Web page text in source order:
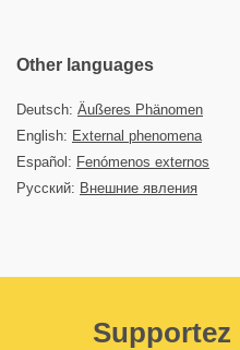
Other languages
Deutsch: Äußeres Phänomen
English: External phenomena
Español: Fenómenos externos
Русский: Внешние явления